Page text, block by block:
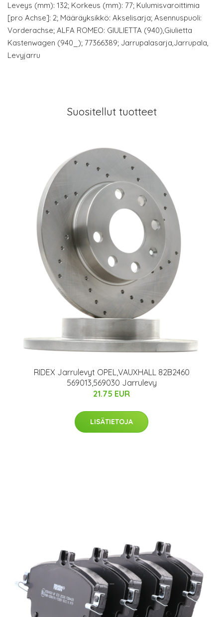
Leveys (mm): 132; Korkeus (mm): 77; Kulumisvaroittimia
[pro Achse]: 2; Määräyksikkö: Akselisarja; Asennuspuoli:
Vorderachse; ALFA ROMEO: GIULIETTA (940),Giulietta
Kastenwagen (940_); 77366389; Jarrupalasarja,Jarrupala,
Levyjarru
Suositellut tuotteet
RIDEX Jarrulevyt OPEL,VAUXHALL 82B2460
569013,569030 Jarrulevy
21.75 EUR
LISÄTIETOJA